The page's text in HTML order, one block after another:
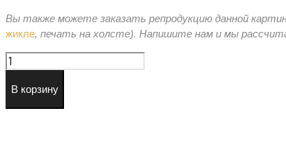
Вы также можете заказать репродукцию данной
жикле, печать на холсте). Напишите нам и мы
Количество
товара
Полёт
шмеля
В корзину